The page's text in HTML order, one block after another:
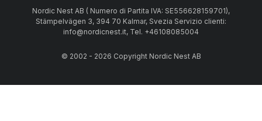
Nordic Nest AB ( Numero di Partita IVA: SE556628159701),
Stämpelvägen 3, 394 70 Kalmar, Svezia Servizio clienti:
info@nordicnest.it, Tel. +46108085004
© 2002 - 2026 Copyright Nordic Nest AB